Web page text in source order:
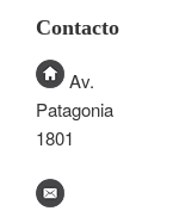
Contacto
Av.
Patagonia
1801